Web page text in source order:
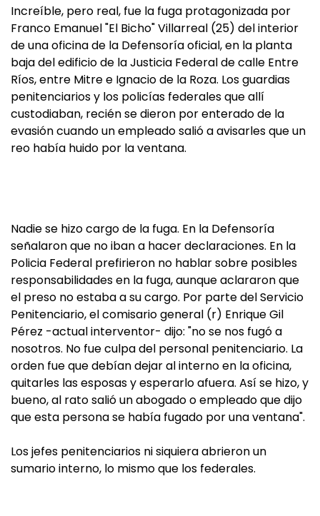
Increíble, pero real, fue la fuga protagonizada por
Franco Emanuel "El Bicho" Villarreal (25) del interior
de una oficina de la Defensoría oficial, en la planta
baja del edificio de la Justicia Federal de calle Entre
Ríos, entre Mitre e Ignacio de la Roza. Los guardias
penitenciarios y los policías federales que allí
custodiaban, recién se dieron por enterado de la
evasión cuando un empleado salió a avisarles que un
reo había huido por la ventana.
Nadie se hizo cargo de la fuga. En la Defensoría
señalaron que no iban a hacer declaraciones. En la
Policia Federal prefirieron no hablar sobre posibles
responsabilidades en la fuga, aunque aclararon que
el preso no estaba a su cargo. Por parte del Servicio
Penitenciario, el comisario general (r) Enrique Gil
Pérez -actual interventor- dijo: "no se nos fugó a
nosotros. No fue culpa del personal penitenciario. La
orden fue que debían dejar al interno en la oficina,
quitarles las esposas y esperarlo afuera. Así se hizo, y
bueno, al rato salió un abogado o empleado que dijo
que esta persona se había fugado por una ventana".
Los jefes penitenciarios ni siquiera abrieron un
sumario interno, lo mismo que los federales.